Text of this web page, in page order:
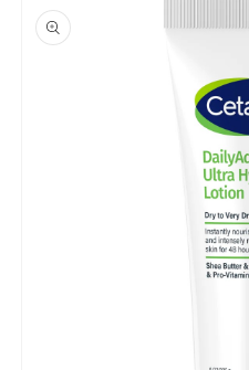
informazioni
sul prodotto